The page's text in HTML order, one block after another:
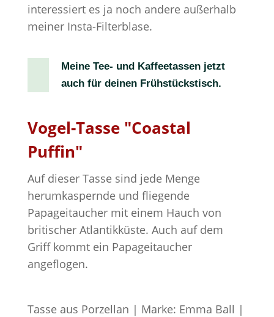
interessiert es ja noch andere außerhalb
meiner Insta-Filterblase.
Meine Tee- und Kaffeetassen jetzt
auch für deinen Frühstückstisch.
Vogel-Tasse "Coastal
Puffin"
Auf dieser Tasse sind jede Menge
herumkaspernde und fliegende
Papageitaucher mit einem Hauch von
britischer Atlantikküste. Auch auf dem
Griff kommt ein Papageitaucher
angeflogen.
Tasse aus Porzellan | Marke: Emma Ball |